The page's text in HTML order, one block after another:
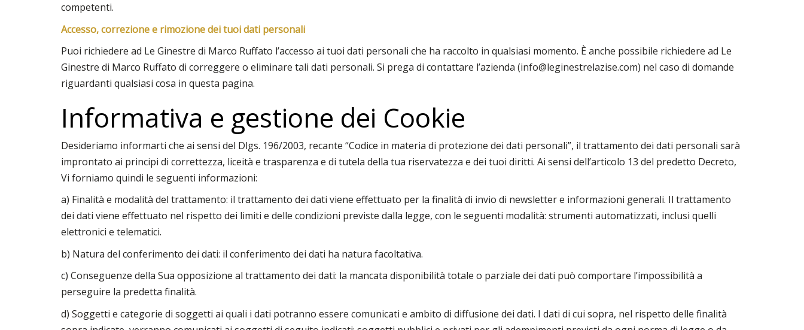
competenti.
Accesso, correzione e rimozione dei tuoi dati personali
Puoi richiedere ad Le Ginestre di Marco Ruffato l’accesso ai tuoi dati personali che ha raccolto in qualsiasi momento. È anche possibile richiedere ad Le
Ginestre di Marco Ruffato di correggere o eliminare tali dati personali. Si prega di contattare l’azienda (info@leginestrelazise.com) nel caso di domande
riguardanti qualsiasi cosa in questa pagina.
Informativa e gestione dei Cookie
Desideriamo informarti che ai sensi del Dlgs. 196/2003, recante “Codice in materia di protezione dei dati personali”, il trattamento dei dati personali sarà
improntato ai principi di correttezza, liceità e trasparenza e di tutela della tua riservatezza e dei tuoi diritti. Ai sensi dell’articolo 13 del predetto Decreto,
Vi forniamo quindi le seguenti informazioni:
a) Finalità e modalità del trattamento: il trattamento dei dati viene effettuato per la finalità di invio di newsletter e informazioni generali. Il trattamento
dei dati viene effettuato nel rispetto dei limiti e delle condizioni previste dalla legge, con le seguenti modalità: strumenti automatizzati, inclusi quelli
elettronici e telematici.
b) Natura del conferimento dei dati: il conferimento dei dati ha natura facoltativa.
c) Conseguenze della Sua opposizione al trattamento dei dati: la mancata disponibilità totale o parziale dei dati può comportare l’impossibilità a
perseguire la predetta finalità.
d) Soggetti e categorie di soggetti ai quali i dati potranno essere comunicati e ambito di diffusione dei dati. I dati di cui sopra, nel rispetto delle finalità